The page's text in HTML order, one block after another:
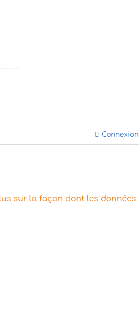
Connexion
sur la façon dont les données